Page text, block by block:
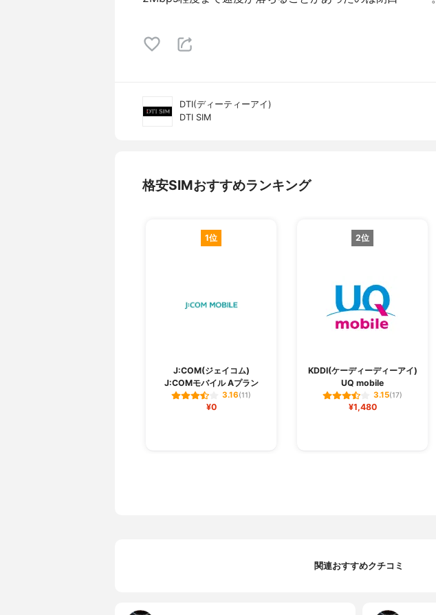
DTI(ディーティーアイ)
DTI SIM
格安SIMおすすめランキング
1位
J:COM(ジェイコム)
J:COMモバイル Aプラン
3.16(11)
¥0
2位
KDDI(ケーディーディーアイ)
UQ mobile
3.15(17)
¥1,480
関連おすすめクチコミ